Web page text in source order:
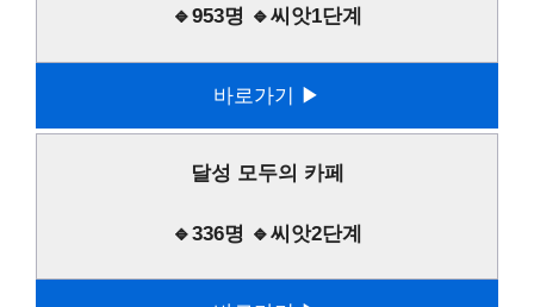
🔹953명 🔹씨앗1단계
바로가기 ▶
달성 모두의 카페
🔹336명 🔹씨앗2단계